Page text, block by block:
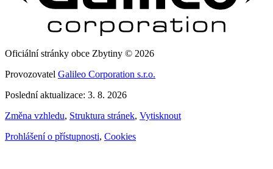
Oficiální stránky obce Zbytiny © 2026
Provozovatel Galileo Corporation s.r.o.
Poslední aktualizace: 3. 8. 2026
Změna vzhledu, Struktura stránek, Vytisknout
Prohlášení o přístupnosti, Cookies